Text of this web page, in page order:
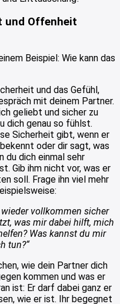
und Offenheit
Beispiel: Wie kann das
und das Gefühl,
mit deinem Partner.
geliebt und sicher zu
dich genau so fühlst.
Sicherheit gibt, wenn er
oder dir sagt, was
du dich einmal sehr
Gib ihm nicht vor, was er
soll. Frage ihn viel mehr
vollkommen sicher
was mir dabei hilft, mich
Was kannst du mir
tun?“
wie dein Partner dich
kommen und was er
ist: Er darf dabei ganz er
wie er ist. Ihr begegnet